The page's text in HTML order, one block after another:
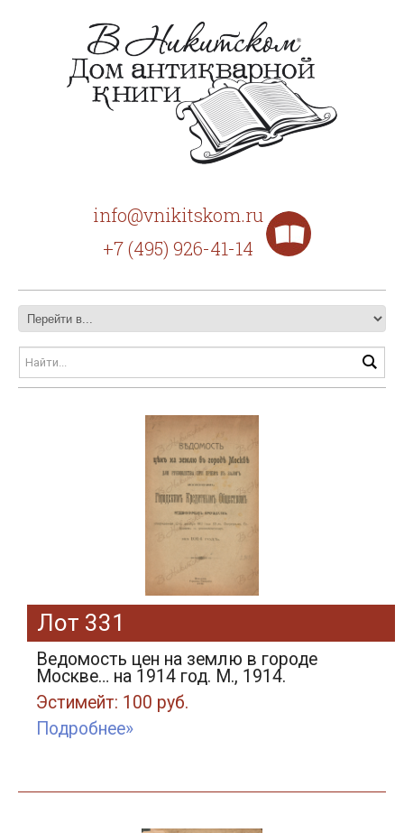
info@vnikitskom.ru
+7 (495) 926-41-14
Лот 331
Ведомость цен на землю в городе
Москве… на 1914 год. М., 1914.
Эстимейт: 100 руб.
Подробнее»